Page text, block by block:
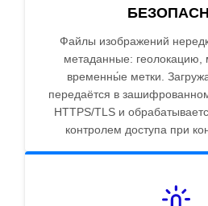
Файлы изображений
метаданные: геолокацию,
временны́е метки.
передаётся в
HTTPS/TLS и
контролем доступа при